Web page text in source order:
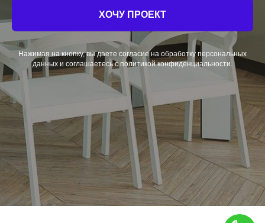
ХОЧУ ПРОЕКТ
Нажимая на кнопку, вы даете согласие на обработку персональных
данных и соглашаетесь c политикой конфиденциальности.